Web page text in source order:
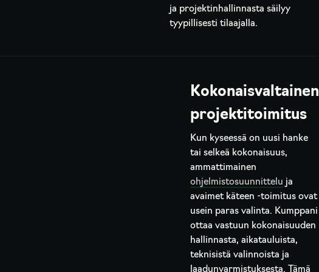
ja projektinhallinnasta säilyy
tyypillisesti tilaajalla.
Kokonaisvaltainen
projektitoimitus
Kun kyseessä on uusi hanke
tai selkeä kokonaisuus,
ammattimainen
ohjelmistosuunnittelu ja
avaimet käteen -toimitus ovat
usein paras valinta. Kumppani
ottaa vastuun kokonaisuuden
hallinnasta, aikatauluista,
teknisistä valinnoista ja
laadunvarmistuksesta. Tämä